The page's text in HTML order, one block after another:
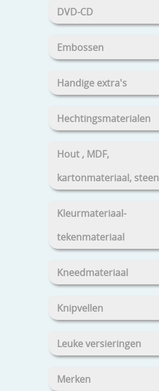
DVD-CD
Embossen
Handige extra's
Hechtingsmaterialen
Hout , MDF,
kartonmateriaal, steen
Kleurmateriaal-
tekenmateriaal
Kneedmateriaal
Knipvellen
Leuke versieringen
Merken